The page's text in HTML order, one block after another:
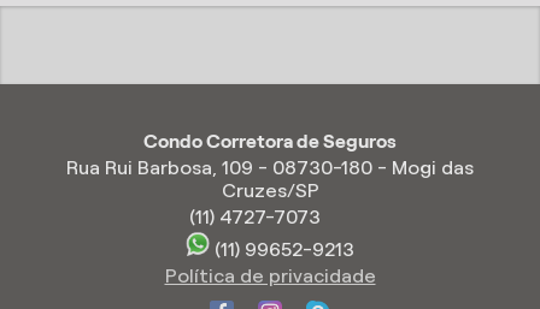
Condo Corretora de Seguros
Rua Rui Barbosa, 109 - 08730-180 - Mogi das
Cruzes/SP
(11) 4727-7073
(11) 99652-9213
Política de privacidade